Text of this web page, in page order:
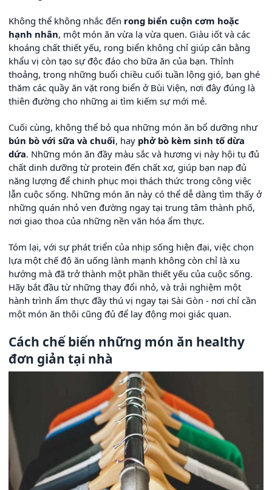
Không thể không nhắc đến rong biển cuộn cơm hoặc
hạnh nhân, một món ăn vừa lạ vừa quen. Giàu iốt và các
khoáng chất thiết yếu, rong biển không chỉ giúp cân bằng
khẩu vị còn tạo sự độc đáo cho bữa ăn của bạn. Thỉnh
thoảng, trong những buổi chiều cuối tuần lộng gió, bạn ghé
thăm các quầy ăn vặt rong biển ở Bùi Viện, nơi đây đúng là
thiên đường cho những ai tìm kiếm sự mới mẻ.
Cuối cùng, không thể bỏ qua những món ăn bổ dưỡng như
bún bò với sữa và chuối, hay phở bò kèm sinh tố dừa
dứa. Những món ăn đầy màu sắc và hương vị này hội tụ đủ
chất dinh dưỡng từ protein đến chất xơ, giúp bạn nạp đủ
năng lượng để chinh phục mọi thách thức trong công việc
lẫn cuộc sống. Những món ăn này có thể dễ dàng tìm thấy ở
những quán nhỏ ven đường ngay tại trung tâm thành phố,
nơi giao thoa của những nền văn hóa ẩm thực.
Tóm lại, với sự phát triển của nhịp sống hiện đại, việc chọn
lựa một chế độ ăn uống lành mạnh không còn chỉ là xu
hướng mà đã trở thành một phần thiết yếu của cuộc sống.
Hãy bắt đầu từ những thay đổi nhỏ, và trải nghiệm một
hành trình ẩm thực đầy thú vị ngay tại Sài Gòn - nơi chỉ cần
một món ăn thôi cũng đủ để lay động mọi giác quan.
Cách chế biến những món ăn healthy
đơn giản tại nhà